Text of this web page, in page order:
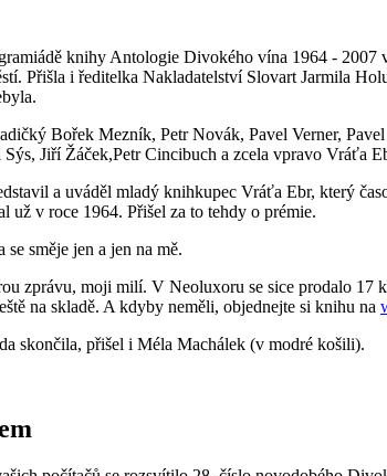
knihy Antologie Divokého vína 1964 - 2007
Přišla i ředitelka Nakladatelství Slovart Jarmila
Bořek Mezník, Petr Novák, Pavel Verner, Pavel
Jiří Žáček,Petr Cincibuch a zcela vpravo Vráťa
a uváděl mladý knihkupec Vráťa Ebr, který
už v roce 1964. Přišel za to tehdy o prémie.
se směje jen a jen na mě.
zprávu, moji milí. V Neoluxoru se sice prodalo 17
na skladě. A kdyby neměli, objednejte si knihu na
skončila, přišel i Méla Machálek (v modré košili).